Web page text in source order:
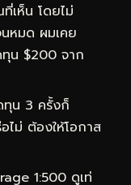
ห็น โดยไม่
หมด ผมเคย
ทุน $200 จาก
น 3 ครั้งก็
ไม่ ต้องให้โอกาส
1:500 ดูเท่